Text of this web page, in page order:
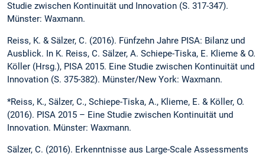
Studie zwischen Kontinuität und Innovation (S. 317-347).
Münster: Waxmann.
Reiss, K. & Sälzer, C. (2016). Fünfzehn Jahre PISA: Bilanz und
Ausblick. In K. Reiss, C. Sälzer, A. Schiepe-Tiska, E. Klieme & O.
Köller (Hrsg.), PISA 2015. Eine Studie zwischen Kontinuität und
Innovation (S. 375-382). Münster/New York: Waxmann.
*Reiss, K., Sälzer, C., Schiepe-Tiska, A., Klieme, E. & Köller, O.
(2016). PISA 2015 – Eine Studie zwischen Kontinuität und
Innovation. Münster: Waxmann.
Sälzer, C. (2016). Erkenntnisse aus Large-Scale Assessments